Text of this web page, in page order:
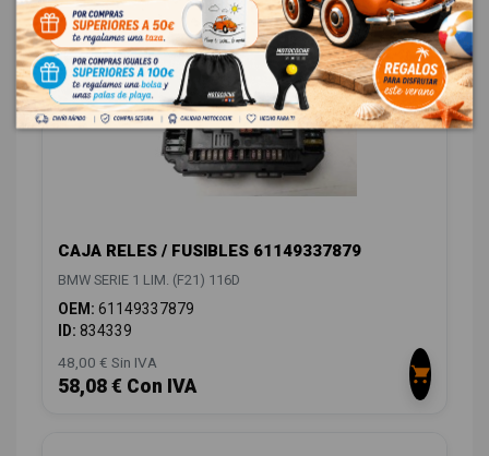
CAJA RELES / FUSIBLES 61149337879
BMW SERIE 1 LIM. (F21) 116D
OEM: 61149337879
ID: 834339
48,00 € Sin IVA
58,08 € Con IVA